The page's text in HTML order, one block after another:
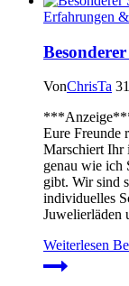
Erfahrungen
VonChrisTa
Eure Freunde
Marschiert Ihr
genau wie ich
gibt. Wir sind
individuelles
Weiterlesen